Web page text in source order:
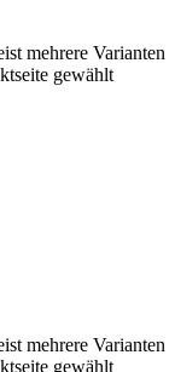
mehrere Varianten
gewählt
mehrere Varianten
gewählt